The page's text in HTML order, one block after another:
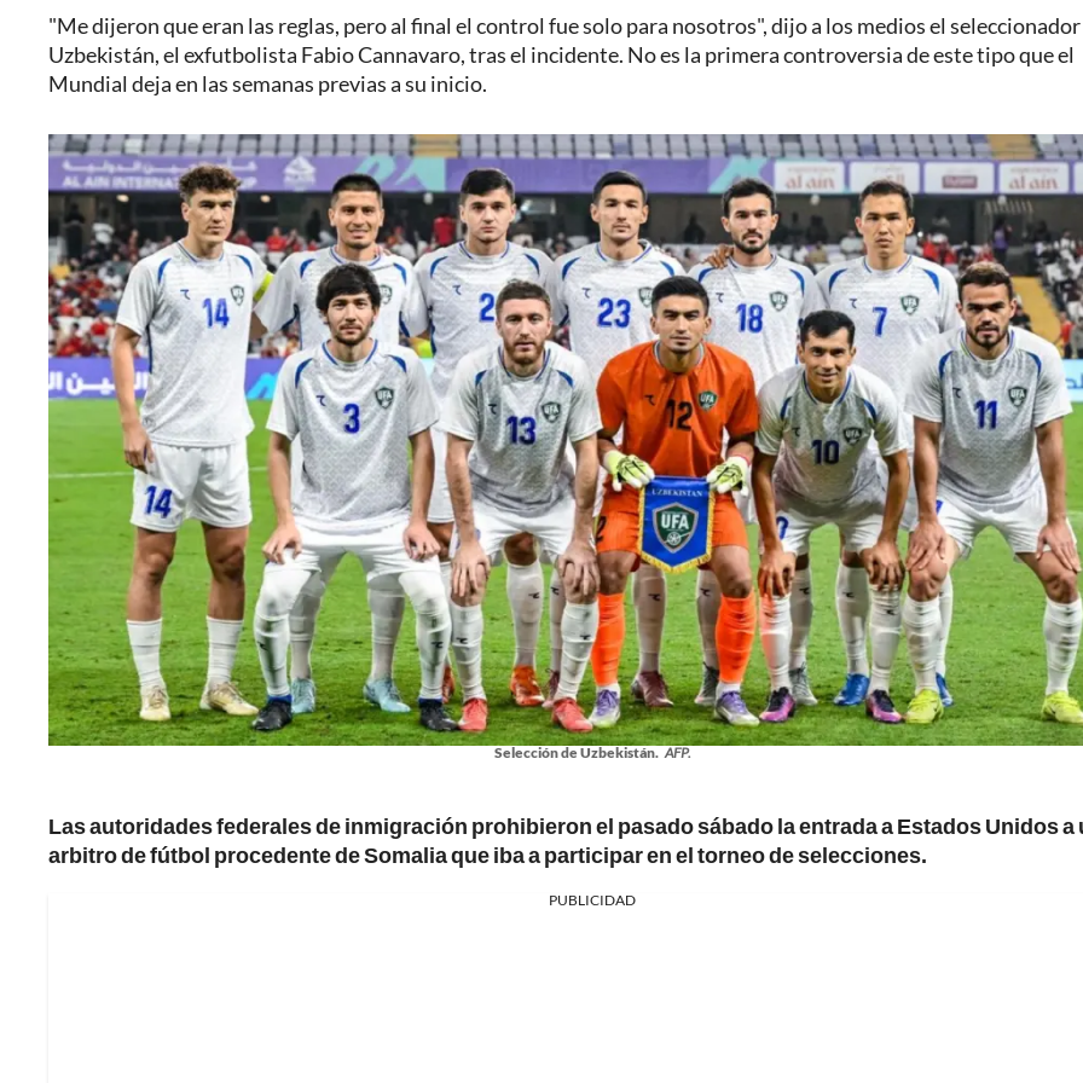
"Me dijeron que eran las reglas, pero al final el control fue solo para nosotros", dijo a los medios el
Uzbekistán, el exfutbolista Fabio Cannavaro, tras el incidente. No es la primera controversia de este tipo que el
Mundial deja en las semanas previas a su inicio.
Selección de Uzbekistán. AFP.
Las autoridades federales de inmigración prohibieron el pasado sábado la entrada a Estados Unidos a
arbitro de fútbol procedente de Somalia que iba a participar en el torneo de selecciones.
PUBLICIDAD